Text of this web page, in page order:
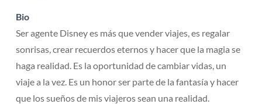
Bio
Ser agente Disney es más que vender viajes, es regalar
sonrisas, crear recuerdos eternos y hacer que la magia se
haga realidad. Es la oportunidad de cambiar vidas, un
viaje a la vez. Es un honor ser parte de la fantasía y hacer
que los sueños de mis viajeros sean una realidad.